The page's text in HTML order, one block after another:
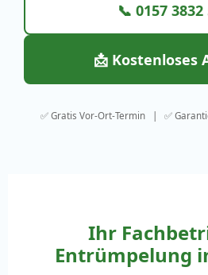
📞 0157 3832
📩 Kostenloses
✅ Gratis Vor-Ort-Termin | ✅
Ihr
Entrümpelung